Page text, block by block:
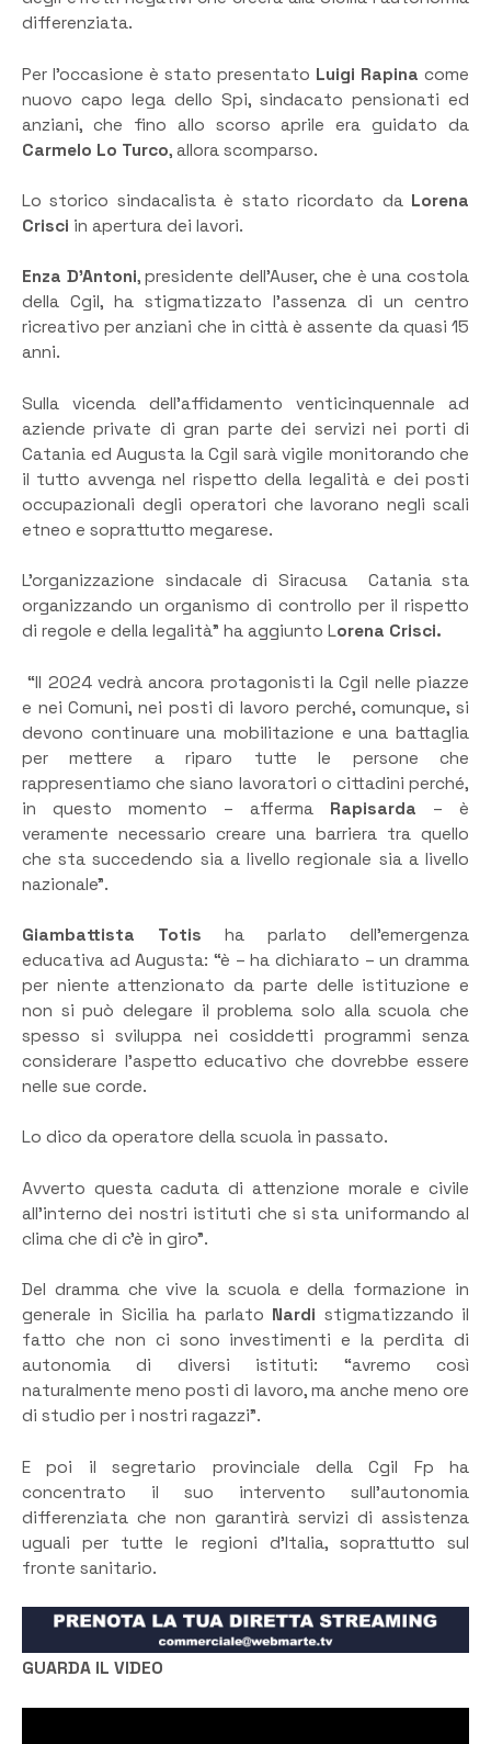
differenziata.
Per l’occasione è stato presentato Luigi Rapina come
nuovo capo lega dello Spi, sindacato pensionati ed
anziani, che fino allo scorso aprile era guidato da
Carmelo Lo Turco, allora scomparso.
Lo storico sindacalista è stato ricordato da Lorena
Crisci in apertura dei lavori.
Enza D’Antoni, presidente dell’Auser, che è una costola
della Cgil, ha stigmatizzato l’assenza di un centro
ricreativo per anziani che in città è assente da quasi 15
anni.
Sulla vicenda dell’affidamento venticinquennale ad
aziende private di gran parte dei servizi nei porti di
Catania ed Augusta la Cgil sarà vigile monitorando che
il tutto avvenga nel rispetto della legalità e dei posti
occupazionali degli operatori che lavorano negli scali
etneo e soprattutto megarese.
L’organizzazione sindacale di Siracusa Catania sta
organizzando un organismo di controllo per il rispetto
di regole e della legalità” ha aggiunto Lorena Crisci.
“Il 2024 vedrà ancora protagonisti la Cgil nelle piazze
e nei Comuni, nei posti di lavoro perché, comunque, si
devono continuare una mobilitazione e una battaglia
per mettere a riparo tutte le persone che
rappresentiamo che siano lavoratori o cittadini perché,
in questo momento – afferma Rapisarda – è
veramente necessario creare una barriera tra quello
che sta succedendo sia a livello regionale sia a livello
nazionale”.
Giambattista Totis ha parlato dell’emergenza
educativa ad Augusta: “è – ha dichiarato – un dramma
per niente attenzionato da parte delle istituzione e
non si può delegare il problema solo alla scuola che
spesso si sviluppa nei cosiddetti programmi senza
considerare l’aspetto educativo che dovrebbe essere
nelle sue corde.
Lo dico da operatore della scuola in passato.
Avverto questa caduta di attenzione morale e civile
all’interno dei nostri istituti che si sta uniformando al
clima che di c’è in giro”.
Del dramma che vive la scuola e della formazione in
generale in Sicilia ha parlato Nardi stigmatizzando il
fatto che non ci sono investimenti e la perdita di
autonomia di diversi istituti: “avremo così
naturalmente meno posti di lavoro, ma anche meno ore
di studio per i nostri ragazzi”.
E poi il segretario provinciale della Cgil Fp ha
concentrato il suo intervento sull’autonomia
differenziata che non garantirà servizi di assistenza
uguali per tutte le regioni d’Italia, soprattutto sul
fronte sanitario.
GUARDA IL VIDEO